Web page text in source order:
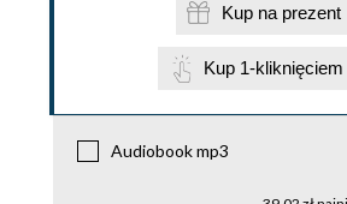
Kup na prezent
Kup 1-kliknięciem
Audiobook mp3